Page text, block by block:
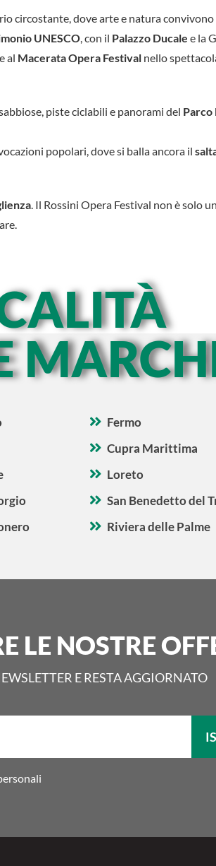
circostante, dove arte e natura
UNESCO, con il Palazzo Ducale e la
al Macerata Opera Festival nello
piste ciclabili e panorami del Parco
popolari, dove si balla ancora il
. Il Rossini Opera Festival non è solo
Fermo
Cupra Marittima
Loreto
San Benedetto del
Riviera delle Palme
LE NOSTRE
E RESTA AGGIORNATO